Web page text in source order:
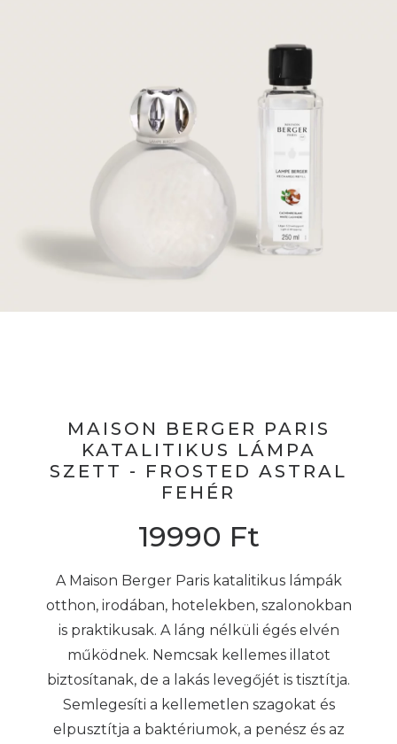
MAISON BERGER PARIS
KATALITIKUS LÁMPA
SZETT - FROSTED ASTRAL
FEHÉR
19990 Ft
A Maison Berger Paris katalitikus lámpák
otthon, irodában, hotelekben, szalonokban
is praktikusak. A láng nélküli égés elvén
működnek. Nemcsak kellemes illatot
biztosítanak, de a lakás levegőjét is tisztítja.
Semlegesíti a kellemetlen szagokat és
elpusztítja a baktériumok, a penész és az